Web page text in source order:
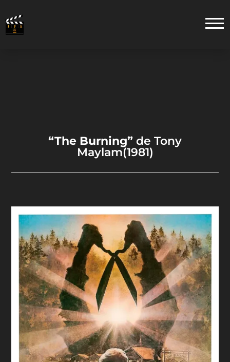
“The Burning” de Tony
Maylam(1981)